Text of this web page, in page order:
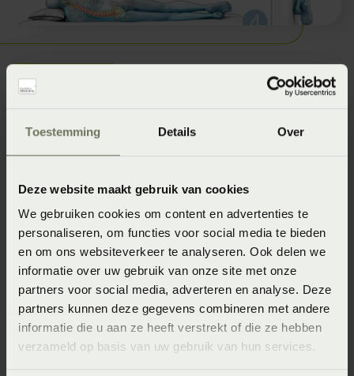
Toestemming Details Over
Deze website maakt gebruik van cookies
We gebruiken cookies om content en advertenties te
personaliseren, om functies voor social media te bieden
en om ons websiteverkeer te analyseren. Ook delen we
informatie over uw gebruik van onze site met onze
partners voor social media, adverteren en analyse. Deze
partners kunnen deze gegevens combineren met andere
informatie die u aan ze heeft verstrekt of die ze hebben
verzameld op basis van uw gebruik van hun services.
Om te onderzoeken of desbetreffende matrassen een
juiste ondersteuning bieden vanuit ergonomisch oogpunt
lichaamsvormen uitgezocht.
Persoon 1(72 kg en 166 cm) : Het zandloperfiguur, een
wat steviger postuur met brede schouders, smalle taille
en brede heupen.
Persoon 2(75 kg en 189 cm): Het potloodfiguur, ook wel
plankfiguur genoemd. De breedte van de schouders,